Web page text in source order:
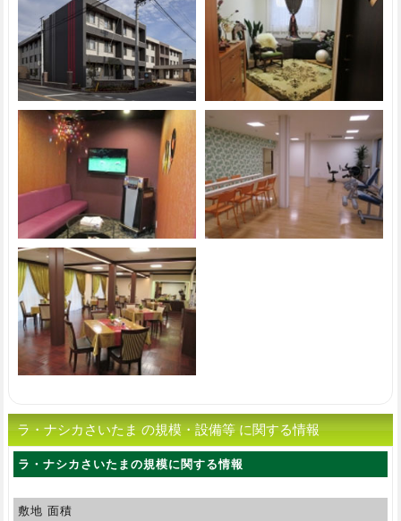
ラ・ナシカさいたま の規模・設備等 に関する情報
ラ・ナシカさいたまの規模に関する情報
敷地 面積